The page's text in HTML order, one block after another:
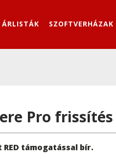
ÁRLISTÁK SZOFTVERHÁZAK
Pro frissítés
támogatással bír.